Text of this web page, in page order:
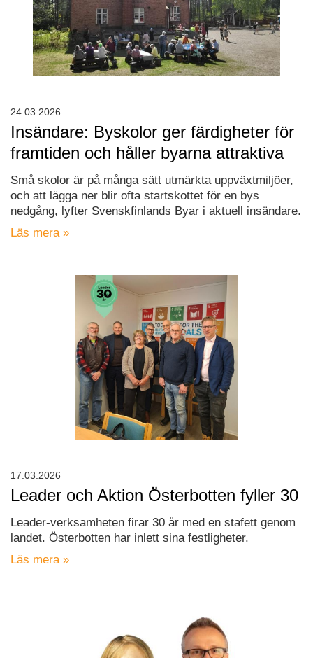
Insändare: Byskolor ger färdigheter för
framtiden och håller byarna attraktiva
Små skolor är på många sätt utmärkta uppväxtmiljöer,
och att lägga ner blir ofta startskottet för en bys
nedgång, lyfter Svenskfinlands Byar i aktuell insändare.
Läs mera »
24.03.2026
Leader och Aktion Österbotten fyller 30
Leader-verksamheten firar 30 år med en stafett genom
landet. Österbotten har inlett sina festligheter.
Läs mera »
17.03.2026